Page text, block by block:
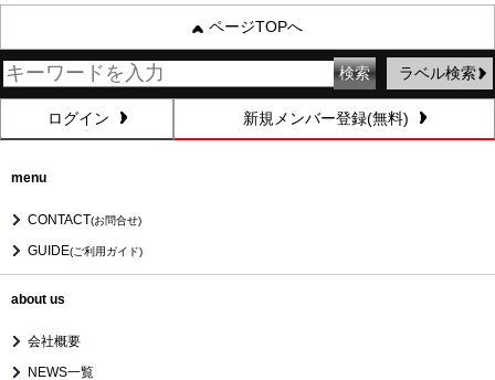
ページTOPへ
ラベル検索
ログイン 新規メンバー登録(無料)
menu
CONTACT(お問合せ)
GUIDE(ご利用ガイド)
about us
会社概要
NEWS一覧